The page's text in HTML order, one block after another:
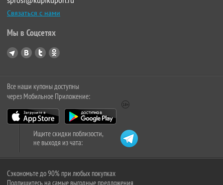
Связаться с нами
Мы в Соцсетях
Все наши купоны доступны
через Мобильное Приложение:
Ищите скидки поблизости,
не выходя из чата:
Сэкономьте до 90% при любых покупках
Подпишитесь на самые выгодные предложения